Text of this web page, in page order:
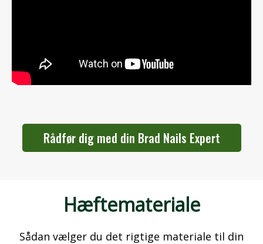
Rådfør dig med din Brad Nails Expert
Hæftemateriale
Sådan vælger du det rigtige materiale til din